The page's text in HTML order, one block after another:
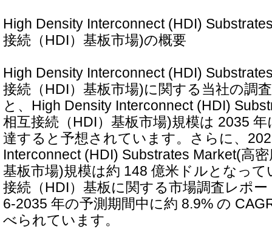
High Density Interconnect (HDI)
接続（HDI）基板市場)の概要
High Density Interconnect (HDI)
接続（HDI）基板市場)に関する当社の調
と、High Density Interconnect (HDI)
相互接続（HDI）基板市場)規模は 2035
達すると予想されています。さらに、
Interconnect (HDI) Substrates Market(高
基板市場)規模は約 148 億米ドルとなっ
接続（HDI）基板に関する市場調査レポ
6-2035 年の予測期間中に約 8.9% の
べられています。